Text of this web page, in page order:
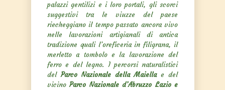
palazzi gentilizi e i loro portali, gli scorci
suggestivi tra le viuzze del paese
riecheggiano il tempo passato ancora vivo
nelle lavorazioni artigianali di antica
tradizione quali l’oreficeria in filigrana, il
merletto a tombolo e la lavorazione del
ferro e del legno. I percorsi naturalistici
delParco Nazionale della Maiellae del
vicinoParco Nazionale d’Abruzzo Lazio e